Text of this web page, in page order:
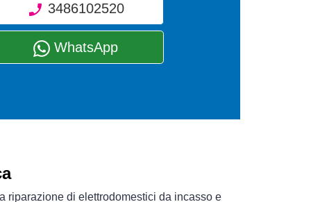
3486102520
WhatsApp
riparazione di elettrodomestici da incasso e